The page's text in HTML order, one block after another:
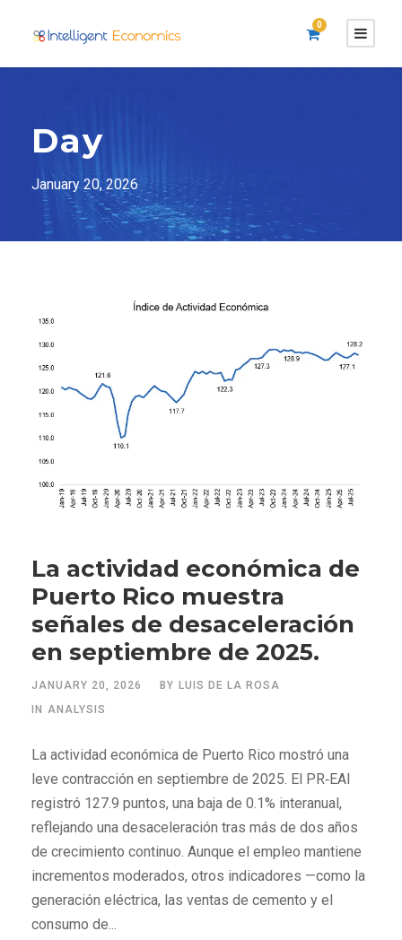
0
Day
January 20, 2026
La actividad económica de
Puerto Rico muestra
señales de desaceleración
en septiembre de 2025.
JANUARY 20, 2026 BY LUIS DE LA ROSA
IN ANALYSIS
La actividad económica de Puerto Rico mostró una
leve contracción en septiembre de 2025. El PR‑EAI
registró 127.9 puntos, una baja de 0.1% interanual,
reflejando una desaceleración tras más de dos años
de crecimiento continuo. Aunque el empleo mantiene
incrementos moderados, otros indicadores —como la
generación eléctrica, las ventas de cemento y el
consumo de...